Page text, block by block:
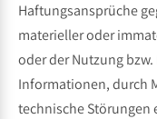
Haftungsansprüche
materieller oder
oder der Nutzung
Informationen, durch
technische Störungen